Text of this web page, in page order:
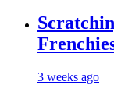
3 weeks ago